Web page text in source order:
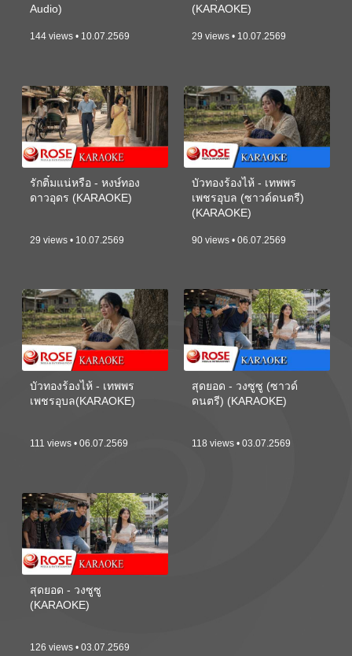
Audio)
144 views • 10.07.2569
(KARAOKE)
29 views • 10.07.2569
รักติ๋มแน่หรือ - หงษ์ทอง
ดาวอุดร (KARAOKE)
29 views • 10.07.2569
บัวทองร้องไห้ - เทพพร
เพชรอุบล (ซาวด์ดนตรี)
(KARAOKE)
90 views • 06.07.2569
บัวทองร้องไห้ - เทพพร
เพชรอุบล(KARAOKE)
111 views • 06.07.2569
สุดยอด - วงซูซู (ซาวด์
ดนตรี) (KARAOKE)
118 views • 03.07.2569
สุดยอด - วงซูซู
(KARAOKE)
126 views • 03.07.2569